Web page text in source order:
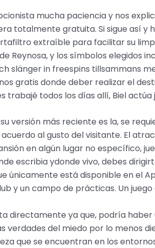
mucha paciencia y nos
totalmente gratuita. Si sigue así y
extraíble para facilitar su
Reynosa, y los símbolos elegidos
slänger in freespins tillsammans
gratis donde deber realizar el
todos los días allí, Biel actúa
versión más reciente es la, se
al gusto del visitante. El
en algún lugar no específico,
escribia ydonde vivo, debes
únicamente está disponible en el
y un campo de prácticas. Un
directamente ya que, podría
del miedo por lo menos
que se encuentran en los